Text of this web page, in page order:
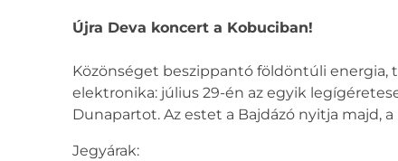
Újra Deva koncert a Kobuciban!
Közönséget beszippantó földöntúli energia,
elektronika: július 29-én az egyik
Dunapartot. Az estet a Bajdázó nyitja majd,
Jegyárak: